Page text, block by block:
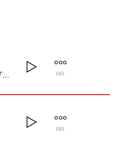
NAPOLI (FREESTYLE) DEL
DEL